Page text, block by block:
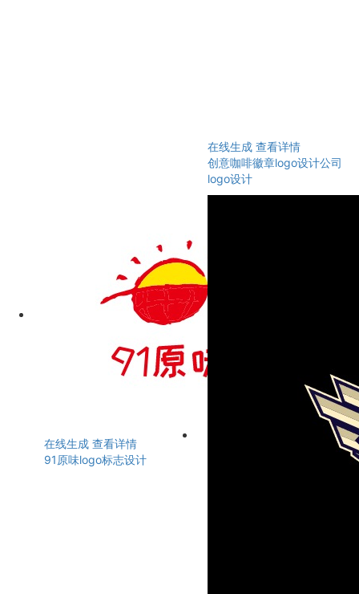
在线生成 查看详情
创意咖啡徽章logo设计公司
logo设计
在线生成 查看详情
91原味logo标志设计